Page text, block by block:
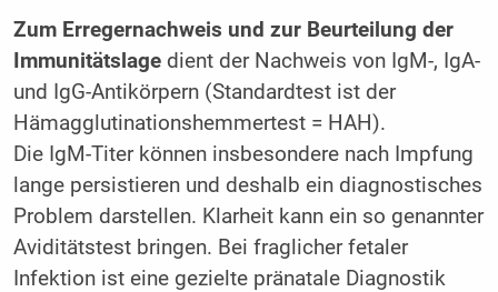
Zum Erregernachweis und zur Beurteilung der
Immunitätslage dient der Nachweis von IgM-, IgA-
und IgG-Antikörpern (Standardtest ist der
Hämagglutinationshemmertest = HAH).
Die IgM-Titer können insbesondere nach Impfung
lange persistieren und deshalb ein diagnostisches
Problem darstellen. Klarheit kann ein so genannter
Aviditätstest bringen. Bei fraglicher fetaler
Infektion ist eine gezielte pränatale Diagnostik